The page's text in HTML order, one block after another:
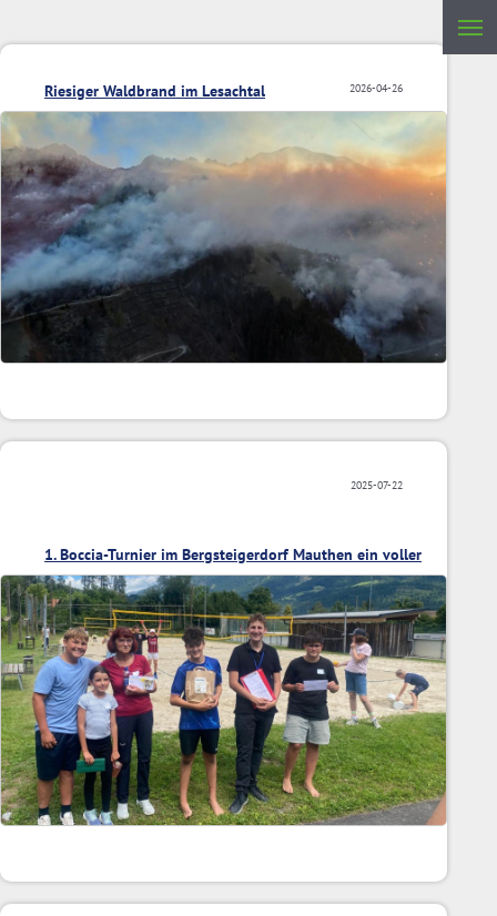
2026-04-26
Riesiger Waldbrand im Lesachtal
2025-07-22
1. Boccia-Turnier im Bergsteigerdorf Mauthen ein voller
Erfolg